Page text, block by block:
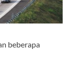
beberapa